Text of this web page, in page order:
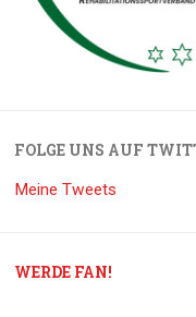
FOLGE UNS AUF
Meine Tweets
WERDE FAN!